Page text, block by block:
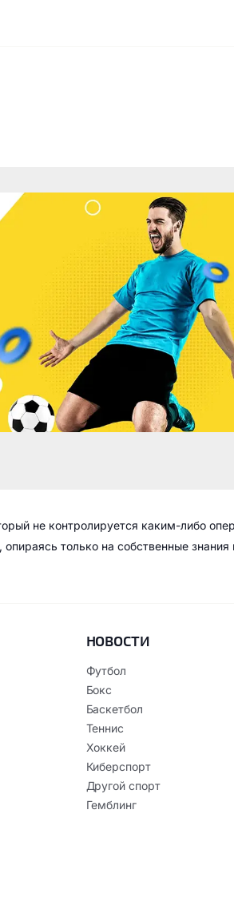
не контролируется каким-либо
только на собственные
НОВОСТИ
Футбол
Бокс
Баскетбол
Теннис
Хоккей
Киберспорт
Другой спорт
Гемблинг